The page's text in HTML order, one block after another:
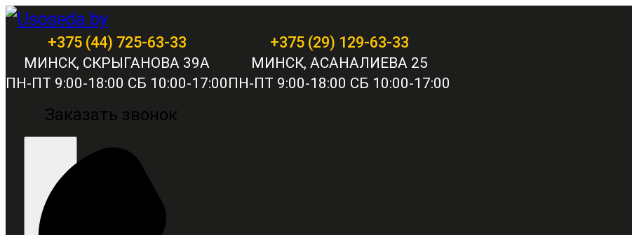
+375 (44) 725-63-33
МИНСК, СКРЫГАНОВА 39А
ПН-ПТ 9:00-18:00 СБ 10:00-17:00
+375 (29) 129-63-33
МИНСК, АСАНАЛИЕВА 25
ПН-ПТ 9:00-18:00 СБ 10:00-17:00
Заказать звонок